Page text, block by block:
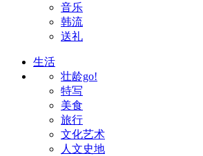
音乐
韩流
送礼
生活
壮龄go!
特写
美食
旅行
文化艺术
人文史地